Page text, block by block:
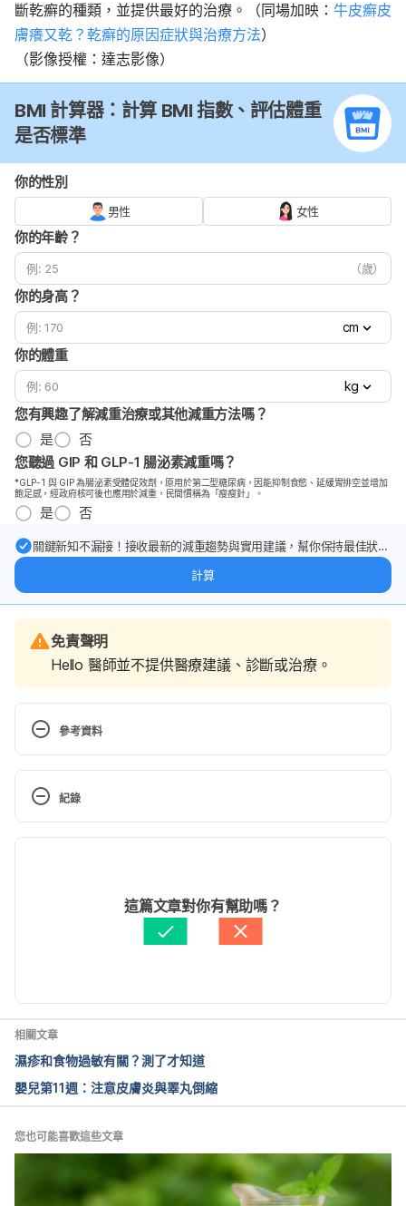
斷乾癬的種類，並提供最好的治療。（同場加映： 牛皮癬皮
膚癢又乾？乾癬的原因症狀與治療方法）
（影像授權：達志影像）
BMI 計算器：計算 BMI 指數、評估體重
是否標準
你的性別
男性 女性
你的年齡？
（歲）
你的身高？
cm
你的體重
kg
您有興趣了解減重治療或其他減重方法嗎？
是
否
您聽過 GIP 和 GLP-1 腸泌素減重嗎？
*GLP-1 與 GIP 為腸泌素受體促效劑，原用於第二型糖尿病，因能抑制食慾、延緩胃排空並增加
飽足感，經政府核可後也應用於減重，民間慣稱為「瘦瘦針」。
是 否
關鍵新知不漏接！接收最新的減重趨勢與實用建議，幫你保持最佳狀
計算
免責聲明
Hello 醫師並不提供醫療建議、診斷或治療。
參考資料
濕 疹（衛生署學生健康服務）
https://www.studenthealth.gov.hk/tc_chi/health/he
alth_ophp/health_ophp_tet.html Accessed April
https://www.vghtc.gov.tw/UnitPage/UnitContentVi
ew?WebMenuID=cc2e7ba2-2290-4784-8f02-
8d74868b87e9&UnitID=7cda4673-6096-4748-
乾癬之照護（台北榮總）
April 25,2022
https://www.savh.gov.tw/ysvh/code_upload/Health
Cate/file1_859_2305789.pdf Accessed April
25,2022
紀錄
Amy Chan
賴建翰醫師
張凱安 Kyle Chang
這篇文章對你有幫助嗎？
相關文章
濕疹和食物過敏有關？測了才知道
嬰兒第11週：注意皮膚炎與睪丸倒縮
您也可能喜歡這些文章